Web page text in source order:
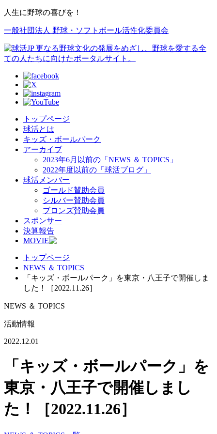
人生に野球の喜びを！
一般社団法人 野球・ソフトボール活性化委員会
トップページ
球活とは
キッズ・ボールパーク
アーカイブ
2023年6月以前の「NEWS ＆ TOPICS」
2022年度以前の「球活ブログ」
球活メンバー
ゴールド賛助会員
シルバー賛助会員
ブロンズ賛助会員
スポンサー
決算報告
MOVIE
トップページ
NEWS ＆ TOPICS
「キッズ・ボールパーク」を東京・八王子で開催しま
した！［2022.11.26］
NEWS ＆ TOPICS
活動情報
2022.12.01
「キッズ・ボールパーク」を
東京・八王子で開催しまし
た！［2022.11.26］